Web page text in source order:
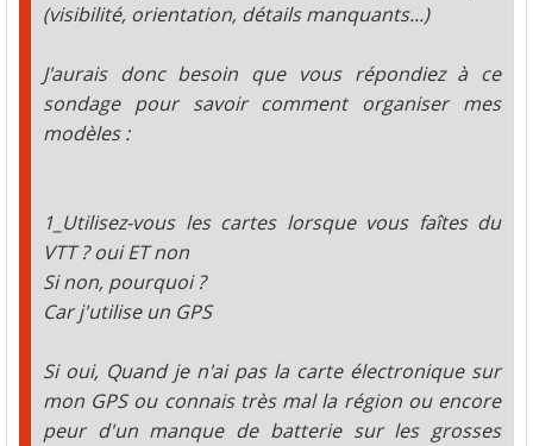
(visibilité, orientation, détails manquants...)
J'aurais donc besoin que vous répondiez à ce
sondage pour savoir comment organiser mes
modèles :
1_Utilisez-vous les cartes lorsque vous faîtes du
VTT ? oui ET non
Si non, pourquoi ?
Car j'utilise un GPS
Si oui, Quand je n'ai pas la carte électronique sur
mon GPS ou connais très mal la région ou encore
peur d'un manque de batterie sur les grosses